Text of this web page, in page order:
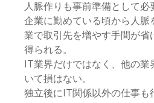
人脈作りも事前準備として必
企業に勤めている頃から人脈
業で取引先を増やす手間が省
得られる。
IT業界だけではなく、他の業
いて損はない。
独立後にIT関係以外の仕事も